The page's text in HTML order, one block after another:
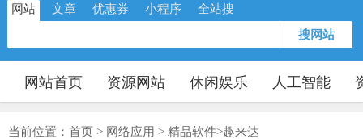
网站 文章 优惠券 小程序 全站搜
搜网站
网站首页 资源网站 休闲娱乐 人工智能
当前位置： 首页 > 网络应用 > 精品软件>趣来达